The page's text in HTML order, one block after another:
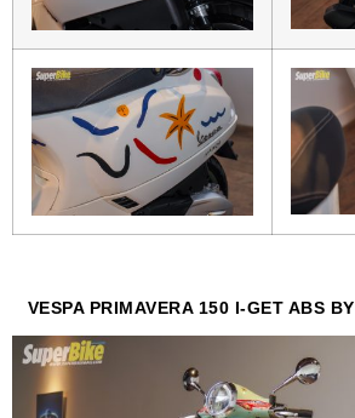
VESPA PRIMAVERA 150 I-GET ABS BY